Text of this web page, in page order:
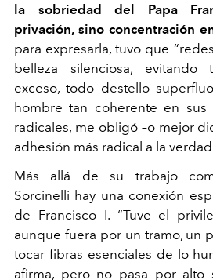
la sobriedad del Papa
privación, sino concentración
para expresarla, tuvo que
belleza silenciosa,
exceso, todo destello
hombre tan coherente en sus
radicales, me obligó –o mejor
adhesión más radical a la verdad
Más allá de su trabajo
Sorcinelli hay una conexión
de Francisco I. “Tuve el
aunque fuera por un tramo, un
tocar fibras esenciales de lo
afirma, pero no pasa por alto